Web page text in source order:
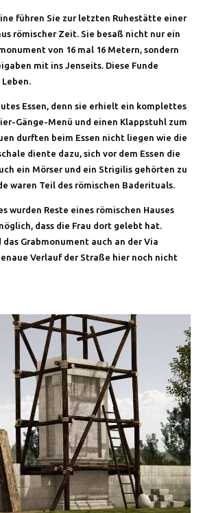
führen Sie zur letzten Ruhestätte einer
römischer Zeit. Sie besaß nicht nur ein
von 16 mal 16 Metern, sondern
mit ins Jenseits. Diese Funde
Essen, denn sie erhielt ein komplettes
Gänge-Menü und einen Klappstuhl zum
durften beim Essen nicht liegen wie die
diente dazu, sich vor dem Essen die
ein Mörser und ein Strigilis gehörten zu
waren Teil des römischen Baderituals.
wurden Reste eines römischen Hauses
dass die Frau dort gelebt hat.
Grabmonument auch an der Via
Verlauf der Straße hier noch nicht